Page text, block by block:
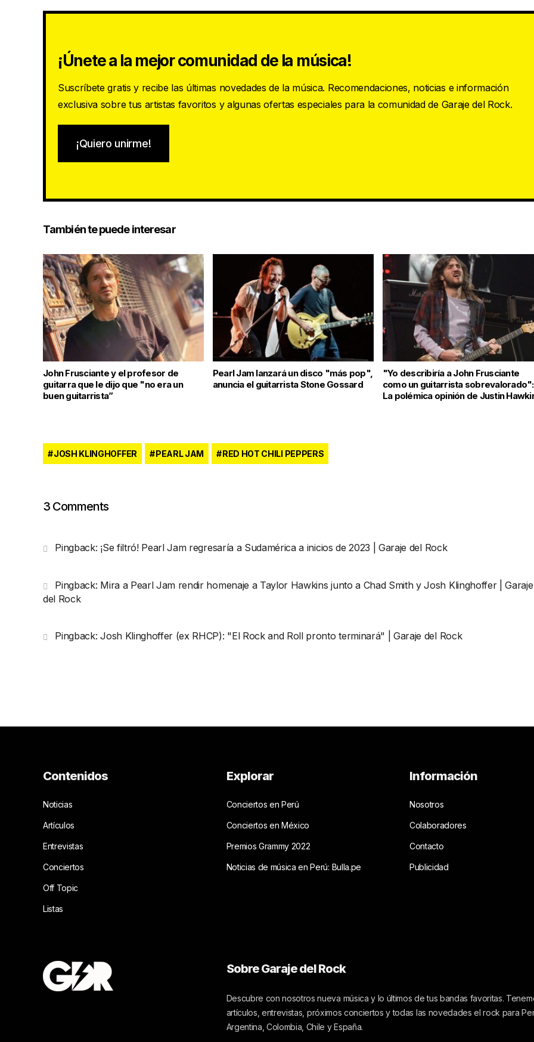
¡Únete a la mejor comunidad de la música!
Suscríbete gratis y recibe las últimas novedades de la música. Recomendaciones, noticias e información
exclusiva sobre tus artistas favoritos y algunas ofertas especiales para la comunidad de Garaje del Rock.
¡Quiero unirme!
También te puede interesar
John Frusciante y el profesor de
guitarra que le dijo que "no era un
buen guitarrista”
Pearl Jam lanzará un disco "más pop",
anuncia el guitarrista Stone Gossard
"Yo describiría a John Frusciante
como un guitarrista sobrevalorado":
La polémica opinión de Justin
JOSH KLINGHOFFER PEARL JAM RED HOT CHILI PEPPERS
3 Comments
Pingback: ¡Se filtró! Pearl Jam regresaría a Sudamérica a inicios de 2023 | Garaje del Rock
Pingback: Mira a Pearl Jam rendir homenaje a Taylor Hawkins junto a Chad Smith y Josh Klinghoffer | Garaje
del Rock
Pingback:Josh Klinghoffer (ex RHCP): "El Rock and Roll pronto terminará" | Garaje del Rock
Contenidos
Noticias
Artículos
Entrevistas
Conciertos
Off Topic
Listas
Explorar
Conciertos en Perú
Conciertos en México
Premios Grammy 2022
Noticias de música en Perú: Bulla.pe
Información
Nosotros
Colaboradores
Contacto
Publicidad
Sobre Garaje del Rock
Descubre con nosotros nueva música y lo últimos de tus bandas favoritas.
artículos, entrevistas, próximos conciertos y todas las novedades el rock para
Argentina, Colombia, Chile y España.